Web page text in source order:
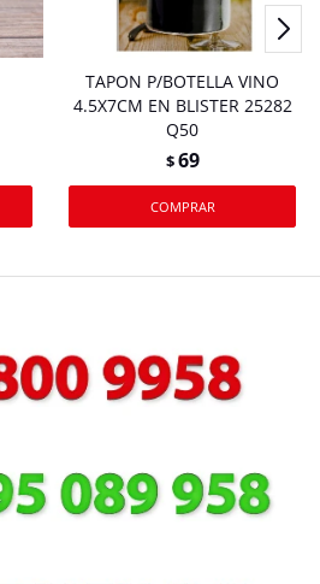
TAPON P/BOTELLA VINO
4.5X7CM EN BLISTER 25282
Q50
$69